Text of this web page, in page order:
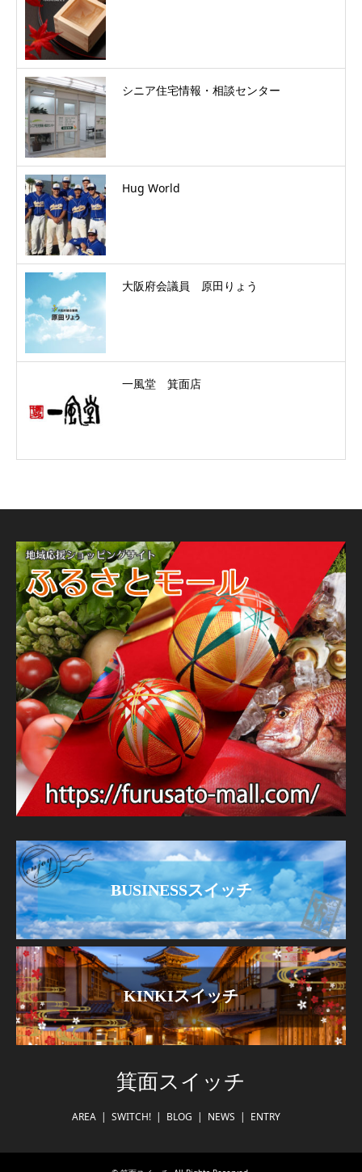
シニア住宅情報・相談センター
Hug World
大阪府会議員 原田りょう
一風堂 箕面店
BUSINESSスイッチ
KINKIスイッチ
箕面スイッチ
AREA SWITCH! BLOG NEWS ENTRY